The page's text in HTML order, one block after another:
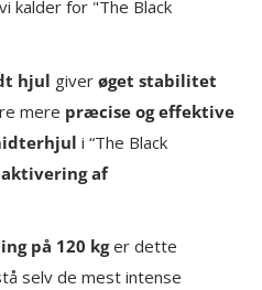
kalder for "The Black
hjul giver øget stabilitet
mere præcise og effektive
i “The Black
af
på 120 kger dette
selv de mest intense